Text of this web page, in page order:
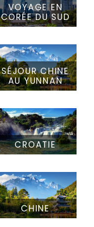
VOYAGE EN
CORÉE DU SUD
SÉJOUR CHINE
AU YUNNAN
CROATIE
CHINE